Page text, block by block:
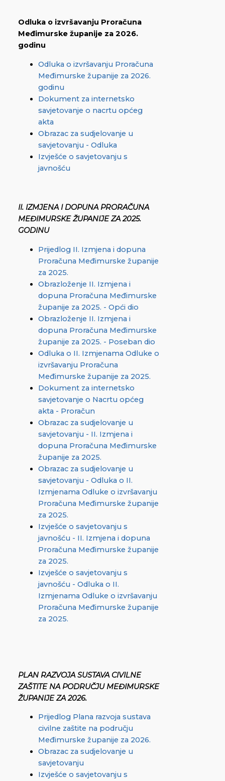
Odluka o izvršavanju Proračuna
Međimurske županije za 2026.
godinu
Odluka o izvršavanju Proračuna
Međimurske županije za 2026.
godinu
Dokument za internetsko
savjetovanje o nacrtu općeg
akta
Obrazac za sudjelovanje u
savjetovanju - Odluka
Izvješće o savjetovanju s
javnošću
II. IZMJENA I DOPUNA PRORAČUNA
MEĐIMURSKE ŽUPANIJE ZA 2025.
GODINU
Prijedlog II. Izmjena i dopuna
Proračuna Međimurske županije
za 2025.
Obrazloženje II. Izmjena i
dopuna Proračuna Međimurske
županije za 2025. - Opći dio
Obrazloženje II. Izmjena i
dopuna Proračuna Međimurske
županije za 2025. - Poseban dio
Odluka o II. Izmjenama Odluke o
izvršavanju Proračuna
Međimurske županije za 2025.
Dokument za internetsko
savjetovanje o Nacrtu općeg
akta - Proračun
Obrazac za sudjelovanje u
savjetovanju - II. Izmjena i
dopuna Proračuna Međimurske
županije za 2025.
Obrazac za sudjelovanje u
savjetovanju - Odluka o II.
Izmjenama Odluke o izvršavanju
Proračuna Međimurske županije
za 2025.
Izvješće o savjetovanju s
javnošću - II. Izmjena i dopuna
Proračuna Međimurske županije
za 2025.
Izvješće o savjetovanju s
javnošću - Odluka o II.
Izmjenama Odluke o izvršavanju
Proračuna Međimurske županije
za 2025.
PLAN RAZVOJA SUSTAVA CIVILNE
ZAŠTITE NA PODRUČJU MEĐIMURSKE
ŽUPANIJE ZA 2026.
Prijedlog Plana razvoja sustava
civilne zaštite na području
Međimurske županije za 2026.
Obrazac za sudjelovanje u
savjetovanju
Izvješće o savjetovanju s